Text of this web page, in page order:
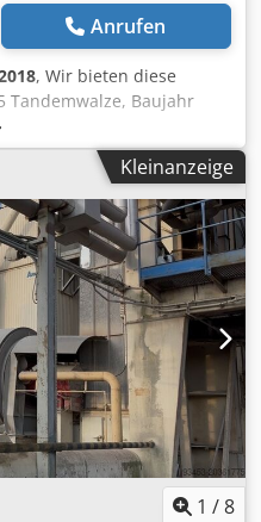
Anrufen
, Wir bieten diese
Tandemwalze, Baujahr
Typ: ARR 1585
1 395 kg
13,2 kW
haben oder mehr
Sie uns gerne eine
Kleinanzeige
1 /8